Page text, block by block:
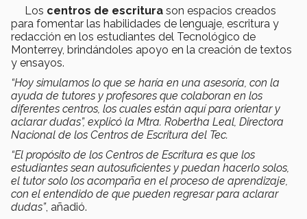
Los centros de escritura son espacios creados
para fomentar las habilidades de lenguaje, escritura y
redacción en los estudiantes del Tecnológico de
Monterrey, brindándoles apoyo en la creación de textos
y ensayos.
“Hoy simulamos lo que se haría en una asesoría, con la
ayuda de tutores y profesores que colaboran en los
diferentes centros, los cuales están aquí para orientar y
aclarar dudas”, explicó la Mtra. Robertha Leal, Directora
Nacional de los Centros de Escritura del Tec.
“El propósito de los Centros de Escritura es que los
estudiantes sean autosuficientes y puedan hacerlo solos,
el tutor solo los acompaña en el proceso de aprendizaje,
con el entendido de que pueden regresar para aclarar
dudas”, añadió.